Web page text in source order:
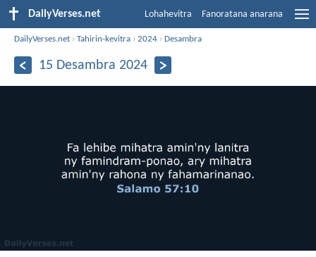
DailyVerses.net Lohahevitra Fanoratana anarana
DailyVerses.net ›Tahirin-kevitra ›2024 ›Desambra
15 Desambra 2024